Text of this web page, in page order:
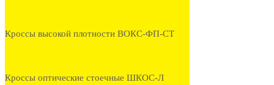
Кроссы высокой плотности ВОКС-ФП-СТ
Кроссы оптические стоечные ШКОС-Л